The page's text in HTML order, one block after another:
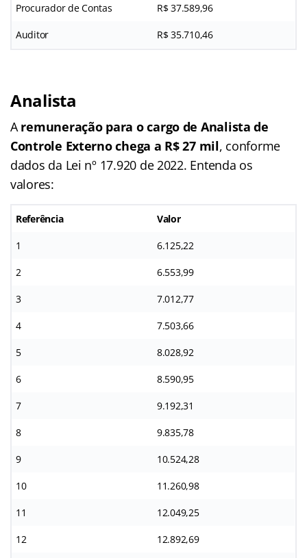
Procurador de Contas R$ 37.589,96
Auditor R$ 35.710,46
Analista
A remuneração para o cargo de Analista de
Controle Externo chega a R$ 27 mil, conforme
dados da Lei nº 17.920 de 2022. Entenda os
valores:
Referência Valor
1 6.125,22
2 6.553,99
3 7.012,77
4 7.503,66
5 8.028,92
6 8.590,95
7 9.192,31
8 9.835,78
9 10.524,28
10 11.260,98
11 12.049,25
12 12.892,69